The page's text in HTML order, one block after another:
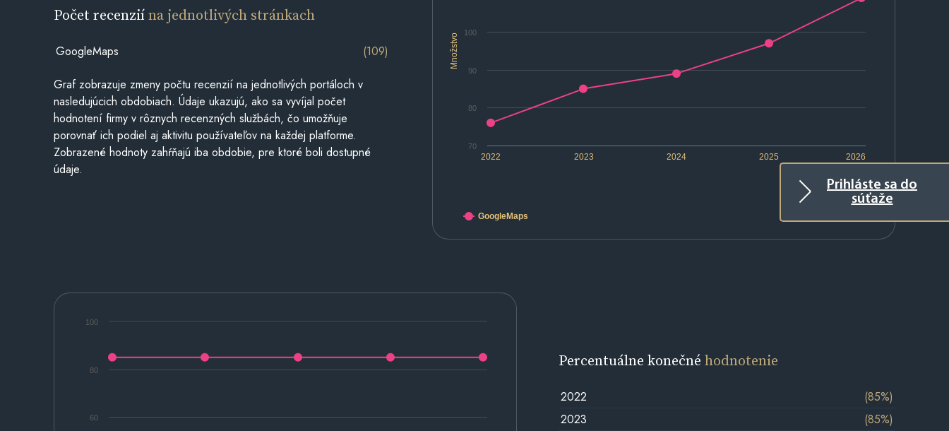
Prihláste sa do
súťaže
Množstvo
2022 2023 2024 2025 2026
70
80
90
100
GoogleMaps
Počet recenziína jednotlivých stránkach
GoogleMaps (109)
Graf zobrazuje zmeny počtu recenzií na jednotlivých portáloch v
nasledujúcich obdobiach. Údaje ukazujú, ako sa vyvíjal počet
hodnotení firmy v rôznych recenzných službách, čo umožňuje
porovnať ich podiel aj aktivitu používateľov na každej platforme.
Zobrazené hodnoty zahŕňajú iba obdobie, pre ktoré boli dostupné
údaje.
60
80
100
Percentuálne konečnéhodnotenie
2022
(85%)
2023
(85%)